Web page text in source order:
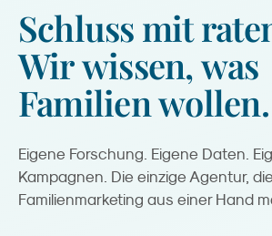
Schlussmit
Wirwissen,was
Familienwollen.
Eigene Forschung. Eigene Daten.
Kampagnen. Die einzige Agentur, die
Familienmarketing aus einer Hand